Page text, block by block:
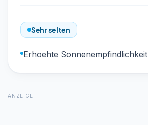
Sehr selten
Erhoehte Sonnenempfindlichkeit
ANZEIGE